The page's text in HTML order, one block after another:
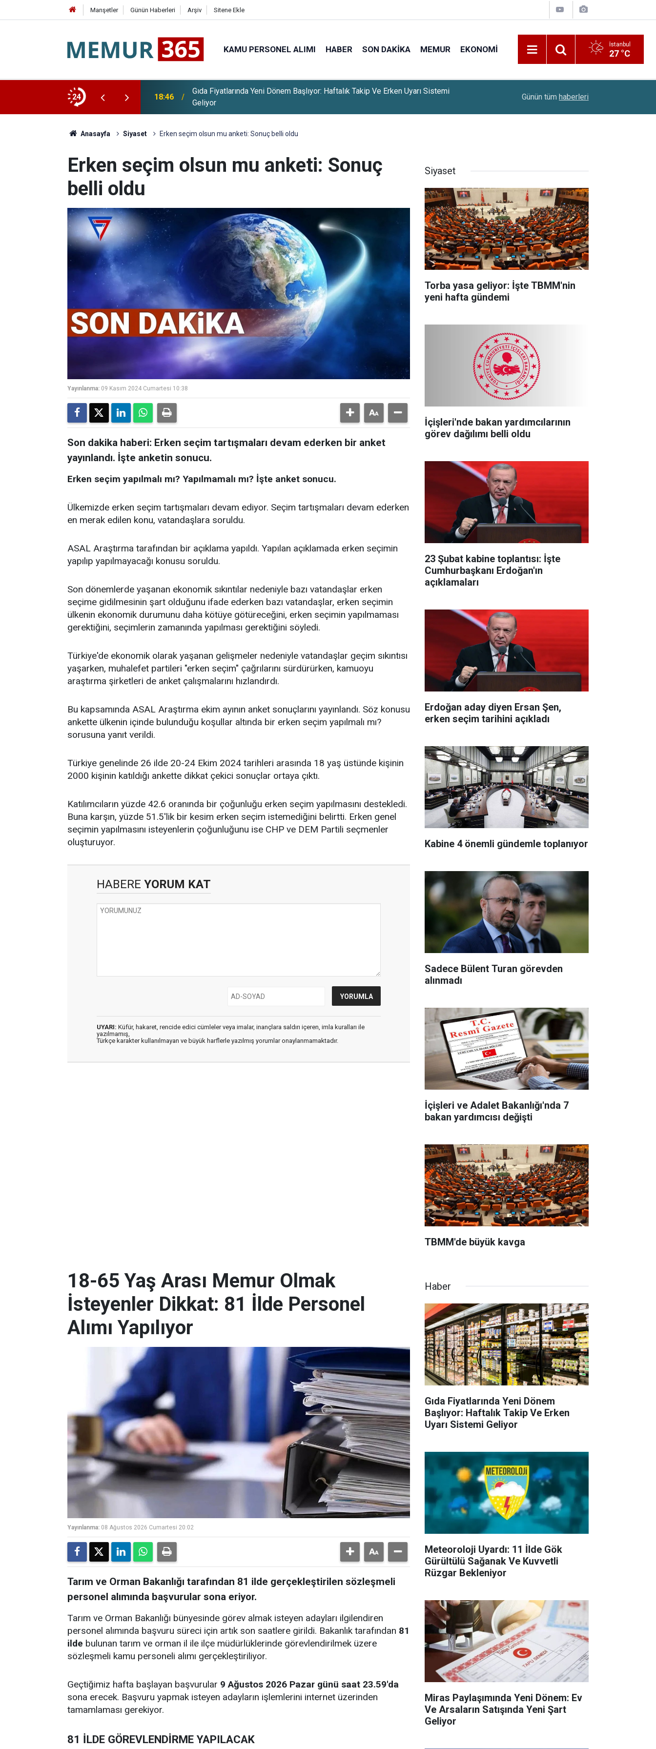
Manşetler Günün Haberleri Arşiv Sitene Ekle
KAMU PERSONEL ALIMI HABER SON DAKIKA MEMUR EKONOMI İstanbul
27 °C
24
85 Bin 825 İşçi Alımı Yapılıyor 18:46
Gıda Fiyatlarında Yeni Dönem Başlıyor: Haftalık Takip Ve Erken Uyarı Sistemi
Geliyor
UBS'den Altın İçin Rekor Tahmin Geldi
Günün tüm haberleri
Anasayfa Siyaset Erken seçim olsun mu anketi: Sonuç belli oldu
Erken seçim olsun mu anketi: Sonuç
belli oldu
Yayınlanma: 09 Kasım 2024 Cumartesi 10:38
Son dakika haberi: Erken seçim tartışmaları devam ederken bir anket
yayınlandı. İşte anketin sonucu.
Erken seçim yapılmalı mı? Yapılmamalı mı? İşte anket sonucu.
Ülkemizde erken seçim tartışmaları devam ediyor. Seçim tartışmaları devam ederken
en merak edilen konu, vatandaşlara soruldu.
ASAL Araştırma tarafından bir açıklama yapıldı. Yapılan açıklamada erken seçimin
yapılıp yapılmayacağı konusu soruldu.
Son dönemlerde yaşanan ekonomik sıkıntılar nedeniyle bazı vatandaşlar erken
seçime gidilmesinin şart olduğunu ifade ederken bazı vatandaşlar, erken seçimin
ülkenin ekonomik durumunu daha kötüye götüreceğini, erken seçimin yapılmaması
gerektiğini, seçimlerin zamanında yapılması gerektiğini söyledi.
Türkiye'de ekonomik olarak yaşanan gelişmeler nedeniyle vatandaşlar geçim sıkıntısı
yaşarken, muhalefet partileri "erken seçim" çağrılarını sürdürürken, kamuoyu
araştırma şirketleri de anket çalışmalarını hızlandırdı.
Bu kapsamında ASAL Araştırma ekim ayının anket sonuçlarını yayınlandı. Söz konusu
ankette ülkenin içinde bulunduğu koşullar altında bir erken seçim yapılmalı mı?
sorusuna yanıt verildi.
Türkiye genelinde 26 ilde 20-24 Ekim 2024 tarihleri arasında 18 yaş üstünde kişinin
2000 kişinin katıldığı ankette dikkat çekici sonuçlar ortaya çıktı.
Katılımcıların yüzde 42.6 oranında bir çoğunluğu erken seçim yapılmasını destekledi.
Buna karşın, yüzde 51.5'lik bir kesim erken seçim istemediğini belirtti. Erken genel
seçimin yapılmasını isteyenlerin çoğunluğunu ise CHP ve DEM Partili seçmenler
oluşturuyor.
HABERE YORUM KAT
UYARI: Küfür, hakaret, rencide edici cümleler veya imalar, inançlara saldırı içeren, imla kuralları ile
yazılmamış,
Türkçe karakter kullanılmayan ve büyük harflerle yazılmış yorumlar onaylanmamaktadır.
Siyaset
Torba yasa geliyor: İşte TBMM'nin
yeni hafta gündemi
İçişleri'nde bakan yardımcılarının
görev dağılımı belli oldu
23 Şubat kabine toplantısı: İşte
Cumhurbaşkanı Erdoğan'ın
açıklamaları
Erdoğan aday diyen Ersan Şen,
erken seçim tarihini açıkladı
Kabine 4 önemli gündemle toplanıyor
Sadece Bülent Turan görevden
alınmadı
İçişleri ve Adalet Bakanlığı'nda 7
bakan yardımcısı değişti
TBMM'de büyük kavga
18-65 Yaş Arası Memur Olmak
İsteyenler Dikkat: 81 İlde Personel
Alımı Yapılıyor
Yayınlanma: 08 Ağustos 2026 Cumartesi 20:02
Tarım ve Orman Bakanlığı tarafından 81 ilde gerçekleştirilen sözleşmeli
personel alımında başvurular sona eriyor.
Tarım ve Orman Bakanlığı bünyesinde görev almak isteyen adayları ilgilendiren
personel alımında başvuru süreci için artık son saatlere girildi. Bakanlık tarafından 81
ilde bulunan tarım ve orman il ile ilçe müdürlüklerinde görevlendirilmek üzere
sözleşmeli kamu personeli alımı gerçekleştiriliyor.
Geçtiğimiz hafta başlayan başvurular 9 Ağustos 2026 Pazar günü saat 23.59'da
sona erecek. Başvuru yapmak isteyen adayların işlemlerini internet üzerinden
tamamlaması gerekiyor.
81 İLDE GÖREVLENDİRME YAPILACAK
Haber
Gıda Fiyatlarında Yeni Dönem
Başlıyor: Haftalık Takip Ve Erken
Uyarı Sistemi Geliyor
Meteoroloji Uyardı: 11 İlde Gök
Gürültülü Sağanak Ve Kuvvetli
Rüzgar Bekleniyor
Miras Paylaşımında Yeni Dönem: Ev
Ve Arsaların Satışında Yeni Şart
Geliyor